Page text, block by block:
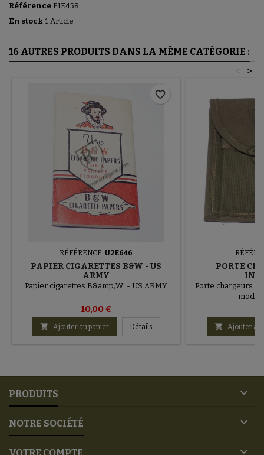
Référence F1E458
En stock 1 Article
16 AUTRES PRODUITS DANS LA MÊME CATÉGORIE :
>
<
RÉFÉRENCE: U2E646
PAPIER CIGARETTES B&W - US
ARMY
Papier cigarettes B&amp;W - US ARMY
10,00 €
 Ajouter au panier Détails
favorite_border
PORTE
Porte chargeurs
 Ajouter au
PRODUITS 
NOTRE SOCIÉTÉ 
